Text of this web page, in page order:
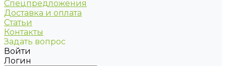
Спецпредложения
Доставка и оплата
Статьи
Контакты
Задать вопрос
Войти
Логин